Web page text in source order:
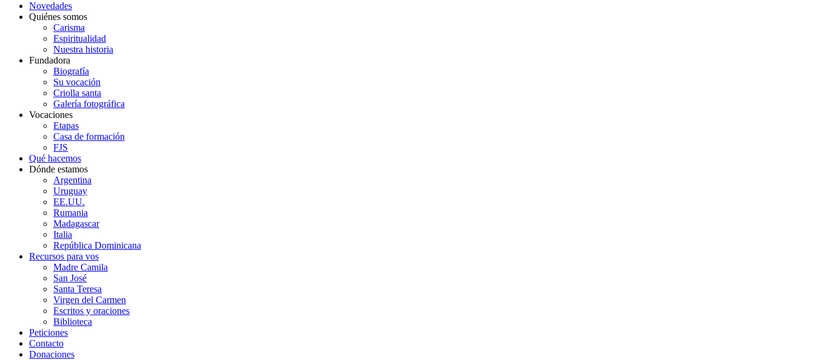
Novedades
Quiénes somos
Carisma
Espiritualidad
Nuestra historia
Fundadora
Biografía
Su vocación
Criolla santa
Galería fotográfica
Vocaciones
Etapas
Casa de formación
FJS
Qué hacemos
Dónde estamos
Argentina
Uruguay
EE.UU.
Rumania
Madagascar
Italia
República Dominicana
Recursos para vos
Madre Camila
San José
Santa Teresa
Virgen del Carmen
Escritos y oraciones
Biblioteca
Peticiones
Contacto
Donaciones